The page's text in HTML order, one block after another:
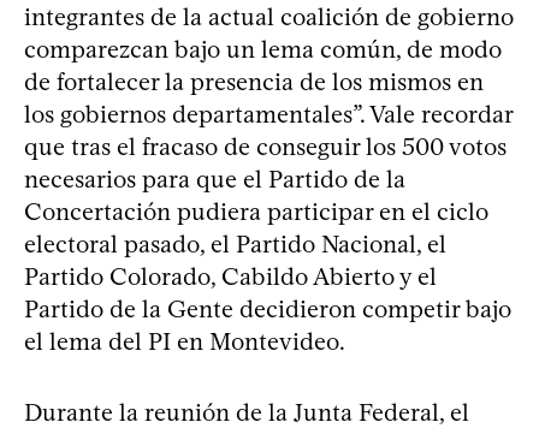
integrantes de la actual coalición de gobierno
comparezcan bajo un lema común, de modo
de fortalecer la presencia de los mismos en
los gobiernos departamentales”. Vale recordar
que tras el fracaso de conseguir los 500 votos
necesarios para que el Partido de la
Concertación pudiera participar en el ciclo
electoral pasado, el Partido Nacional, el
Partido Colorado, Cabildo Abierto y el
Partido de la Gente decidieron competir bajo
el lema del PI en Montevideo.
Durante la reunión de la Junta Federal, el